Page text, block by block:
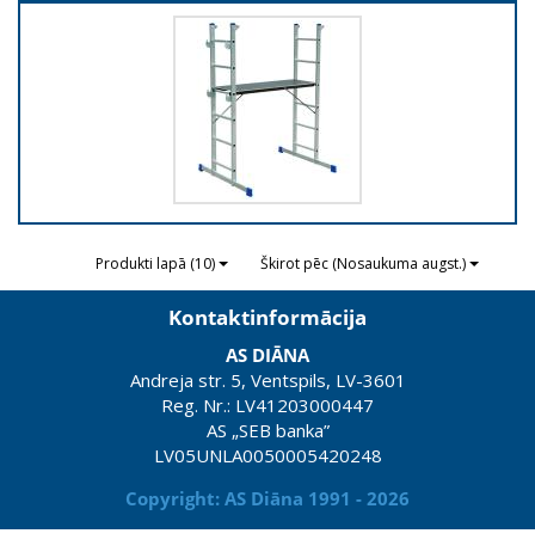
Produkti lapā (10) Škirot pēc (Nosaukuma augst.)
Kontaktinformācija
AS DIĀNA
Andreja str. 5, Ventspils, LV-3601
Reg. Nr.: LV41203000447
AS „SEB banka”
LV05UNLA0050005420248
Copyright: AS Diāna 1991 - 2026